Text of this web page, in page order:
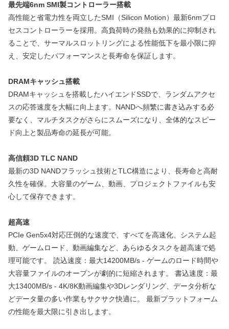
最先端6nm SMI製コントローラー搭載
高性能と省電力性を両立したSMI（Silicon Motion）最新6nmプロ
セスコントローラーを採用。高負荷時の発熱も効果的に抑制され
ることで、サーマルスロットリングによる性能低下を最小限に抑
え、安定したパフォーマンスと長寿命を保証します。
DRAMキャッシュ搭載
DRAMキャッシュを搭載したハイエンドSSDで、ランダムアクセ
スの応答速度を大幅に向上ます。NANDへ頻繁に書き込みする必
要なく、マルチタスクがさらにスムーズになり、全体的なスピー
ド向上と製品寿命の延長が可能。
高信頼3D TLC NAND
最新の3D NANDフラッシュ技術とTLC構造により、長寿命と高耐
久性を確保。大容量のゲーム、動画、プロジェクトファイルも安
心して保存できます。
超高速
PCIe Gen5x4対応圧倒的な速度で、すべてを高速化、システム起
動、ゲームロード、動画編集など、あらゆるタスクを超高速で処
理可能です。 読込速度：最大14200MB/s - ゲームのロード時間や
大容量ファイルのオープンが劇的に短縮されます。 書込速度：最
大13400MB/s - 4K/8K動画編集や3Dレンダリング、データ分析な
どデータ量の多い作業もサクサク快適に。 最新プラットフォーム
の性能を最大限に引き出します。